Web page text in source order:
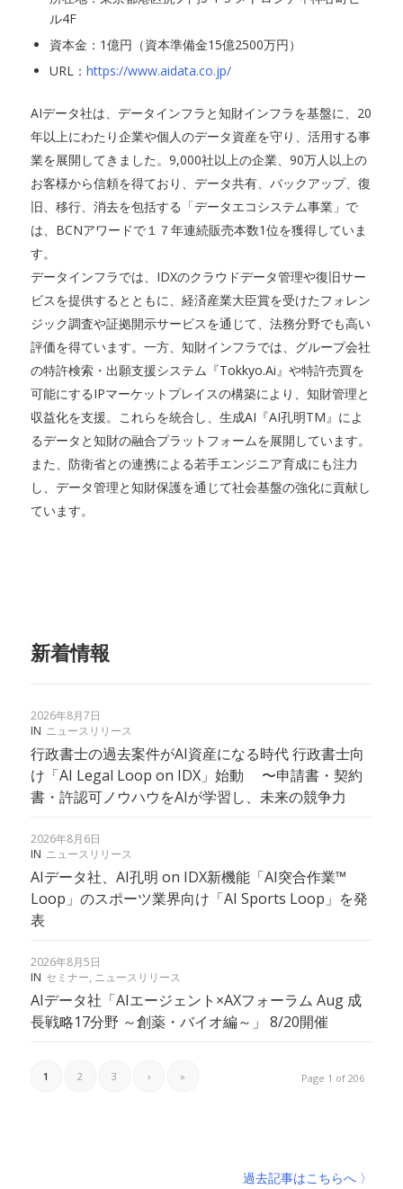
ル4F
資本金：1億円（資本準備金15億2500万円）
URL： https://www.aidata.co.jp/
AIデータ社は、データインフラと知財インフラを基盤に、20
年以上にわたり企業や個人のデータ資産を守り、活用する事
業を展開してきました。9,000社以上の企業、90万人以上の
お客様から信頼を得ており、データ共有、バックアップ、復
旧、移行、消去を包括する「データエコシステム事業」で
は、BCNアワードで１７年連続販売本数1位を獲得していま
す。
データインフラでは、IDXのクラウドデータ管理や復旧サー
ビスを提供するとともに、経済産業大臣賞を受けたフォレン
ジック調査や証拠開示サービスを通じて、法務分野でも高い
評価を得ています。一方、知財インフラでは、グループ会社
の特許検索・出願支援システム『Tokkyo.Ai』や特許売買を
可能にするIPマーケットプレイスの構築により、知財管理と
収益化を支援。これらを統合し、生成AI『AI孔明TM』によ
るデータと知財の融合プラットフォームを展開しています。
また、防衛省との連携による若手エンジニア育成にも注力
し、データ管理と知財保護を通じて社会基盤の強化に貢献し
ています。
新着情報
2026年8月7日
IN ニュースリリース
行政書士の過去案件がAI資産になる時代 行政書士向
け「AI Legal Loop on IDX」始動 〜申請書・契約
書・許認可ノウハウをAIが学習し、未来の競争力
2026年8月6日
IN ニュースリリース
AIデータ社、AI孔明 on IDX新機能「AI突合作業™︎
Loop」のスポーツ業界向け「AI Sports Loop」を発
表
2026年8月5日
IN セミナー, ニュースリリース
AIデータ社「AIエージェント×AXフォーラム Aug 成
長戦略17分野 ～創薬・バイオ編～」 8/20開催
Page 1 of 206
1 2 3 › »
過去記事はこちらへ 〉